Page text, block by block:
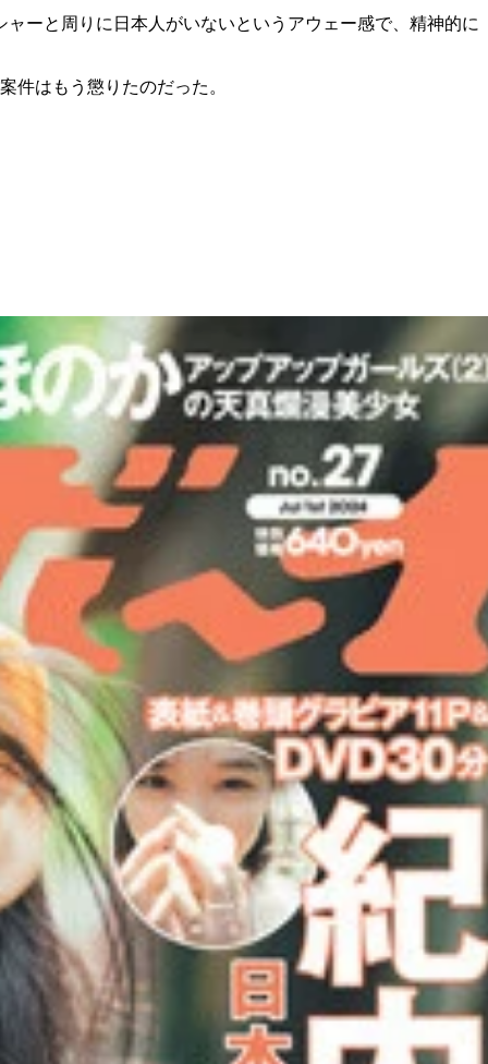
ーと周りに日本人がいないというアウェー感で、精神的に
件はもう懲りたのだった。